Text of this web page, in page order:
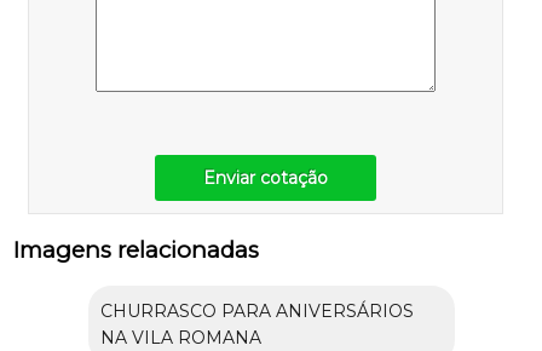
Enviar cotação
Imagens relacionadas
CHURRASCO PARA ANIVERSÁRIOS
NA VILA ROMANA